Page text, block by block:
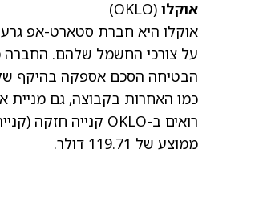
אוקלו (OKLO)
אוקלו היא חברת סטארט-אפ
הבטיחה הסכם אספקה בהיקף של 1.2 גיגה-ואט מענקית הטכנולוגיה
רואים ב-OKLO קנייה חזקה (קנייה חזקה), כאשר המניה מציעה פוטנציאל עלייה של כ-106% על בסיס
ממוצע של 119.71 דולר
.